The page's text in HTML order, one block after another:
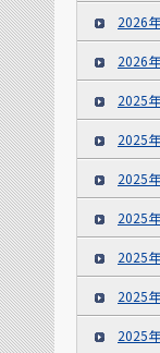
2026
2026
2025
2025
2025
2025
2025
2025
2025